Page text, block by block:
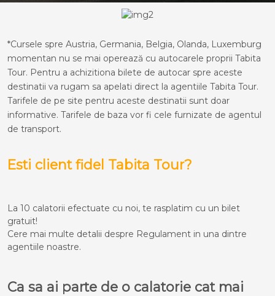
*Cursele spre Austria, Germania, Belgia, Olanda, Luxemburg
momentan nu se mai operează cu autocarele proprii Tabita
Tour. Pentru a achizitiona bilete de autocar spre aceste
destinatii va rugam sa apelati direct la agentiile Tabita Tour.
Tarifele de pe site pentru aceste destinatii sunt doar
informative. Tarifele de baza vor fi cele furnizate de agentul
de transport.
Esti client fidel Tabita Tour?
La 10 calatorii efectuate cu noi, te rasplatim cu un bilet
gratuit!
Cere mai multe detalii despre Regulament in una dintre
agentiile noastre.
Ca sa ai parte de o calatorie cat mai